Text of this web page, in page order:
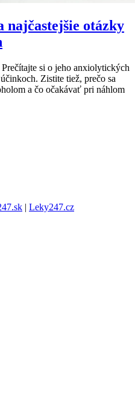
najčastejšie otázky
si o jeho anxiolytických
Zistite tiež, prečo sa
a čo očakávať pri náhlom
| Leky247.cz